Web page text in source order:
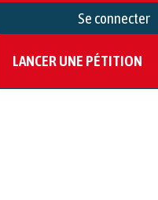
Se connecter
LANCER UNE PÉTITION